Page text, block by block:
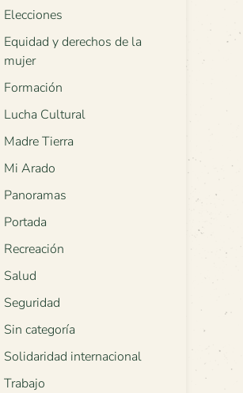
Elecciones
Equidad y derechos de la
mujer
Formación
Lucha Cultural
Madre Tierra
Mi Arado
Panoramas
Portada
Recreación
Salud
Seguridad
Sin categoría
Solidaridad internacional
Trabajo